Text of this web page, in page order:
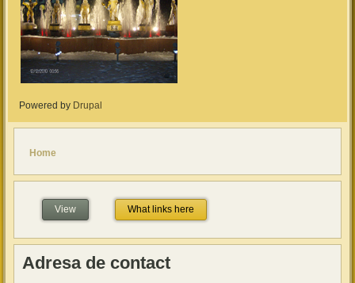
Powered by Drupal
You are here
Home
View What links here
Adresa de contact